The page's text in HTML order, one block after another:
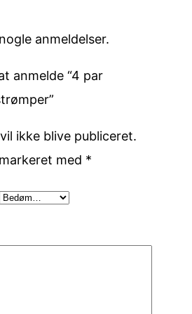
anmeldelser.
anmelde “4 par
ikke blive publiceret.
med *